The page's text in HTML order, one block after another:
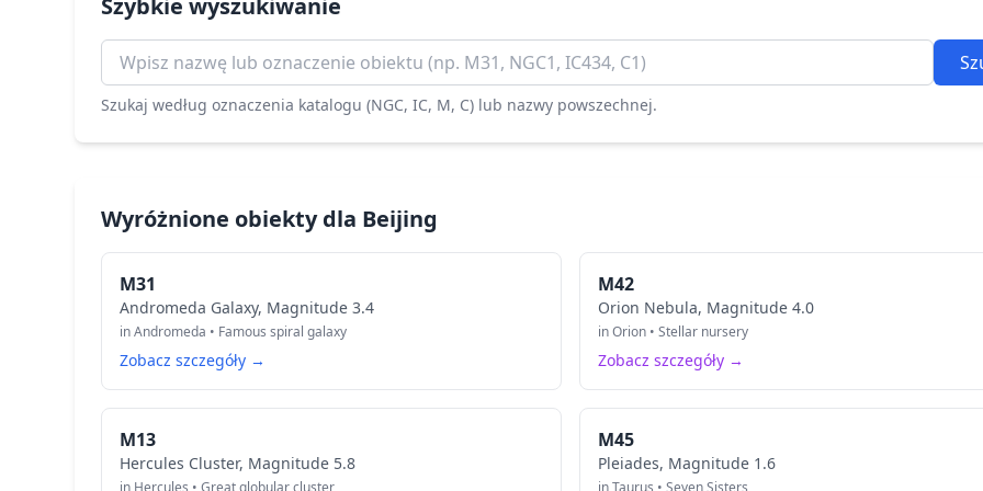
Szybkie wyszukiwanie
Szukaj według oznaczenia katalogu (NGC, IC, M, C) lub nazwy powszechnej.
Wyróżnione obiekty dla Beijing
M31
Andromeda Galaxy, Magnitude 3.4
in Andromeda • Famous spiral galaxy
Zobacz szczegóły →
M42
Orion Nebula, Magnitude 4.0
in Orion • Stellar nursery
Zobacz szczegóły →
M13
Hercules Cluster, Magnitude 5.8
in Hercules • Great globular cluster
M45
Pleiades, Magnitude 1.6
in Taurus • Seven Sisters